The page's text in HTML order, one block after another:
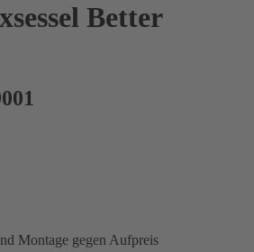
Better
Montage gegen Aufpreis